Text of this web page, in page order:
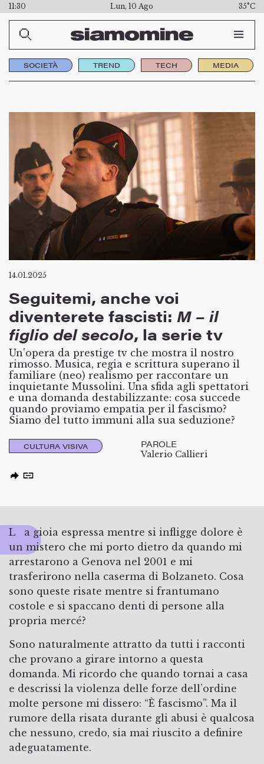
11:30 Lun, 10 Ago 35°C
SOCIETÀ TREND TECH MEDIA
14.01.2025
Seguitemi, anche voi
diventerete fascisti: M – il
figlio del secolo, la serie tv
Un'opera da prestige tv che mostra il nostro
rimosso. Musica, regia e scrittura superano il
familiare (neo) realismo per raccontare un
inquietante Mussolini. Una sfida agli spettatori
e una domanda destabilizzante: cosa succede
quando proviamo empatia per il fascismo?
Siamo del tutto immuni alla sua seduzione?
CULTURA VISIVA PAROLE
Valerio Callieri
La gioia espressa mentre si infligge dolore è
un mistero che mi porto dietro da quando mi
arrestarono a Genova nel 2001 e mi
trasferirono nella caserma di Bolzaneto. Cosa
sono queste risate mentre si frantumano
costole e si spaccano denti di persone alla
propria mercé?
Sono naturalmente attratto da tutti i racconti
che provano a girare intorno a questa
domanda. Mi ricordo che quando tornai a casa
e descrissi la violenza delle forze dell’ordine
molte persone mi dissero: “È fascismo”. Ma il
rumore della risata durante gli abusi è qualcosa
che nessuno, credo, sia mai riuscito a definire
adeguatamente.